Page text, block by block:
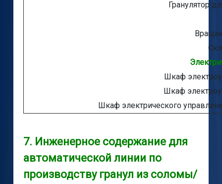
Гранулятор
Шкаф
Шкаф
Шкаф электрического
7. Инженерное содержание для
автоматической линии по
производству гранул из соломы/